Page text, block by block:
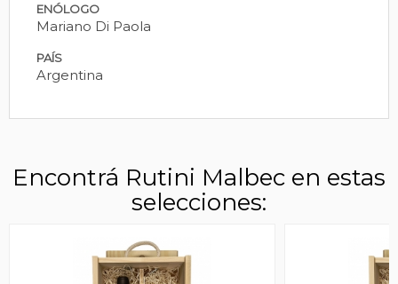
ENÓLOGO
Mariano Di Paola
PAÍS
Argentina
Encontrá Rutini Malbec en estas
selecciones: